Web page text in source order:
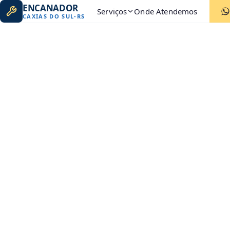
ENCANADOR
CAXIAS DO SUL- RS Serviços Onde Atendemos